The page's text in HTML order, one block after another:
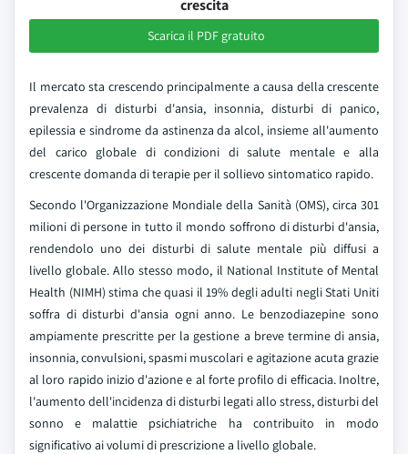
crescita
Scarica il PDF gratuito
Il mercato sta crescendo principalmente a causa della crescente
prevalenza di disturbi d'ansia, insonnia, disturbi di panico,
epilessia e sindrome da astinenza da alcol, insieme all'aumento
del carico globale di condizioni di salute mentale e alla
crescente domanda di terapie per il sollievo sintomatico rapido.
Secondo l'Organizzazione Mondiale della Sanità (OMS), circa 301
milioni di persone in tutto il mondo soffrono di disturbi d'ansia,
rendendolo uno dei disturbi di salute mentale più diffusi a
livello globale. Allo stesso modo, il National Institute of Mental
Health (NIMH) stima che quasi il 19% degli adulti negli Stati Uniti
soffra di disturbi d'ansia ogni anno. Le benzodiazepine sono
ampiamente prescritte per la gestione a breve termine di ansia,
insonnia, convulsioni, spasmi muscolari e agitazione acuta grazie
al loro rapido inizio d'azione e al forte profilo di efficacia. Inoltre,
l'aumento dell'incidenza di disturbi legati allo stress, disturbi del
sonno e malattie psichiatriche ha contribuito in modo
significativo ai volumi di prescrizione a livello globale.